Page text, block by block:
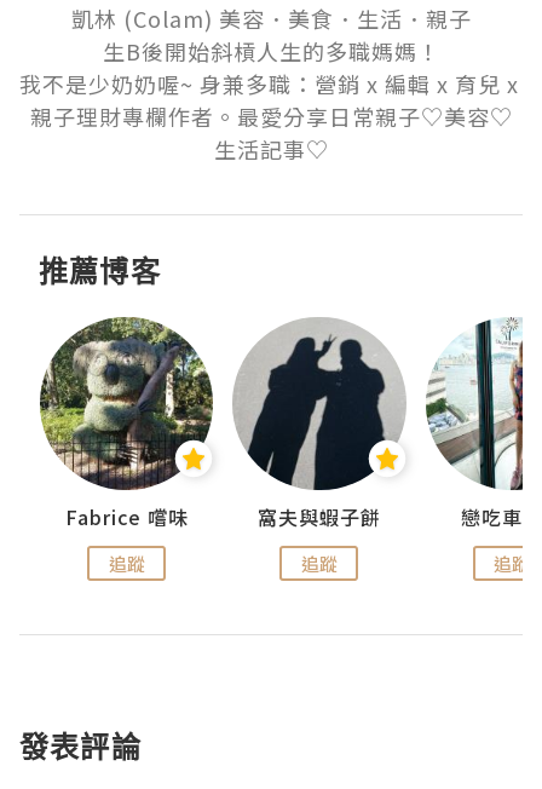
凱林 (Colam) 美容．美食．生活．親子
生B後開始斜槓人生的多職媽媽！
我不是少奶奶喔~ 身兼多職：營銷 x 編輯 x 育兒 x
親子理財專欄作者。最愛分享日常親子♡美容♡
推薦博客
Fabrice 嚐味
追蹤
窩夫與蝦子餅
追蹤
戀吃車
追蹤
發表評論